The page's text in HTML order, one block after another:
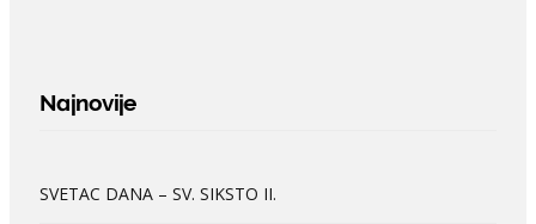
Najnovije
SVETAC DANA – SV. SIKSTO II.